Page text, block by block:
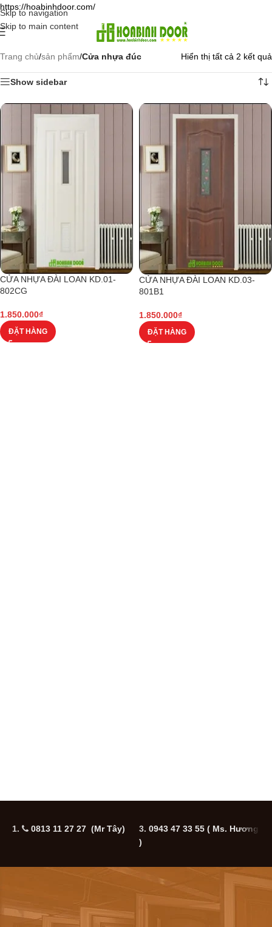
https://hoabinhdoor.com/
Skip to navigation
Skip to main content
Trang chủ/sản phẩm/Cửa nhựa đúc Hiển thị tất cả 2 kết quả
Show sidebar
CỬA NHỰA ĐÀI LOAN KD.01-
802CG
1.850.000₫
ĐẶT HÀNG
CỬA NHỰA ĐÀI LOAN KD.03-
801B1
1.850.000₫
ĐẶT HÀNG
1. 0813 11 27 27 (Mr Tây) 3. 0943 47 33 55 ( Ms. Hương
)